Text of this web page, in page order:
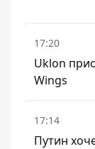
17:20
Uklon
Wings
17:14
Путин